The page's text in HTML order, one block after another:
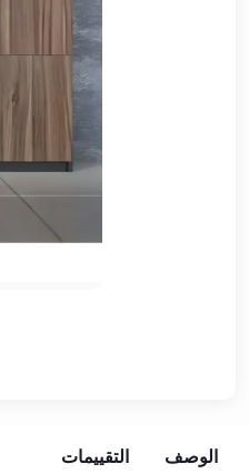
EN
الوصف التقييمات